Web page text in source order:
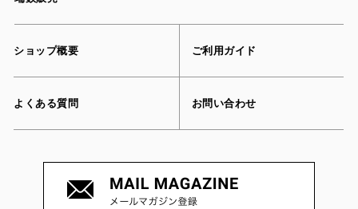
ショップ概要 ご利用ガイド
よくある質問 お問い合わせ